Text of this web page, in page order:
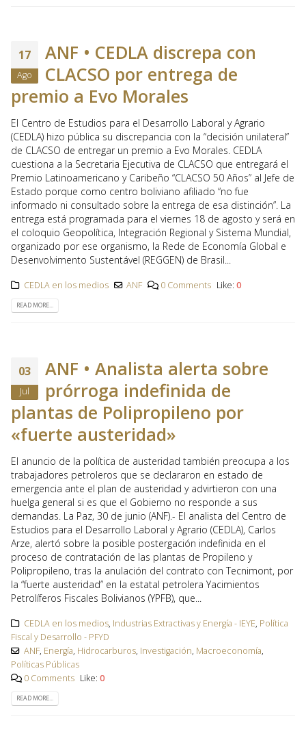
17
Ago
ANF • CEDLA discrepa con
CLACSO por entrega de
premio a Evo Morales
El Centro de Estudios para el Desarrollo Laboral y Agrario
(CEDLA) hizo pública su discrepancia con la “decisión unilateral”
de CLACSO de entregar un premio a Evo Morales. CEDLA
cuestiona a la Secretaria Ejecutiva de CLACSO que entregará el
Premio Latinoamericano y Caribeño “CLACSO 50 Años” al Jefe de
Estado porque como centro boliviano afiliado “no fue
informado ni consultado sobre la entrega de esa distinción”. La
entrega está programada para el viernes 18 de agosto y será en
el coloquio Geopolítica, Integración Regional y Sistema Mundial,
organizado por ese organismo, la Rede de Economía Global e
Desenvolvimento Sustentável (REGGEN) de Brasil...
CEDLA en los medios ANF 0 Comments Like: 0
READ MORE...
03
Jul
ANF • Analista alerta sobre
prórroga indefinida de
plantas de Polipropileno por
«fuerte austeridad»
El anuncio de la política de austeridad también preocupa a los
trabajadores petroleros que se declararon en estado de
emergencia ante el plan de austeridad y advirtieron con una
huelga general si es que el Gobierno no responde a sus
demandas. La Paz, 30 de junio (ANF).- El analista del Centro de
Estudios para el Desarrollo Laboral y Agrario (CEDLA), Carlos
Arze, alertó sobre la posible postergación indefinida en el
proceso de contratación de las plantas de Propileno y
Polipropileno, tras la anulación del contrato con Tecnimont, por
la “fuerte austeridad” en la estatal petrolera Yacimientos
Petrolíferos Fiscales Bolivianos (YPFB), que...
CEDLA en los medios, Industrias Extractivas y Energía - IEYE, Política
Fiscal y Desarrollo - PFYD
ANF, Energía, Hidrocarburos, Investigación, Macroeconomía,
Políticas Públicas
0 Comments Like: 0
READ MORE...